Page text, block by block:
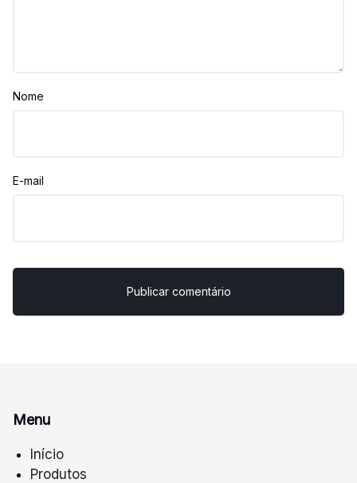
Nome
E-mail
Menu
Início
Produtos